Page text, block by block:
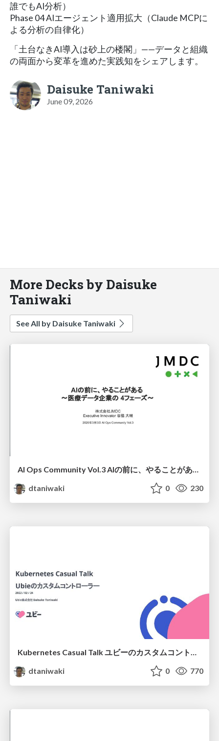
誰でもAI分析）
Phase 04 AIエージェント適用拡大（Claude MCPに
よる分析の自律化）
「土台なきAI導入は砂上の楼閣」——データと組織
の両面から変革を進めた実践知をシェアします。
Daisuke Taniwaki
June 09, 2026
More Decks by Daisuke
Taniwaki
See All by Daisuke Taniwaki
AI Ops Community Vol.3 AIの前に、やることがある 〜医療データ企業の4フェーズ〜
dtaniwaki
0 230
dtaniwaki
0 770